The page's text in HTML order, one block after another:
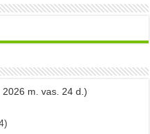
2026 m. vas. 24 d.)